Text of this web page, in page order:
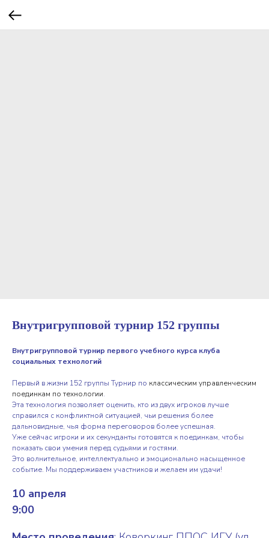
Внутригрупповой турнир 152 группы
Внутригрупповой турнир первого учебного курса клуба
социальных технологий
Первый в жизни 152 группы Турнир по классическим управленческим
поединкам по технологии.
Эта технология позволяет оценить, кто из двух игроков лучше
справился с конфликтной ситуацией, чьи решения более
дальновидные, чья форма переговоров более успешная.
Уже сейчас игроки и их секунданты готовятся к поединкам, чтобы
показать свои умения перед судьями и гостями.
Это волнительное, интеллектуально и эмоционально насыщенное
событие. Мы поддерживаем участников и желаем им удачи!
10 апреля
9:00